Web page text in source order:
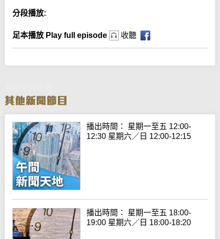
分段播放:
足本播放 Play full episode 收聽
播出時間： 星期一至五 12:00-
12:30 星期六／日 12:00-12:15
播出時間： 星期一至五 18:00-
19:00 星期六／日 18:00-18:20